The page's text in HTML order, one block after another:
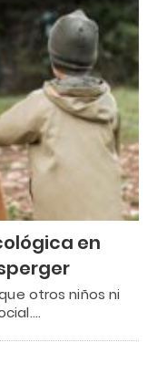
en
otros niños ni